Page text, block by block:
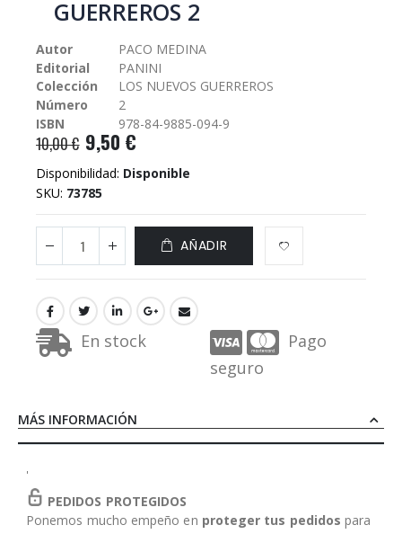
galería
imágenes
GUERREROS 2
Autor
PACO MEDINA
Editorial
PANINI
Colección
LOS NUEVOS GUERREROS
Número
2
ISBN
978-84-9885-094-9
10,00 € 9,50 €
Disponibilidad: Disponible
SKU 73785
AÑADIR
En stock
Pago
seguro
MÁS INFORMACIÓN
'
PEDIDOS PROTEGIDOS
Ponemos mucho empeño en proteger tus pedidos para